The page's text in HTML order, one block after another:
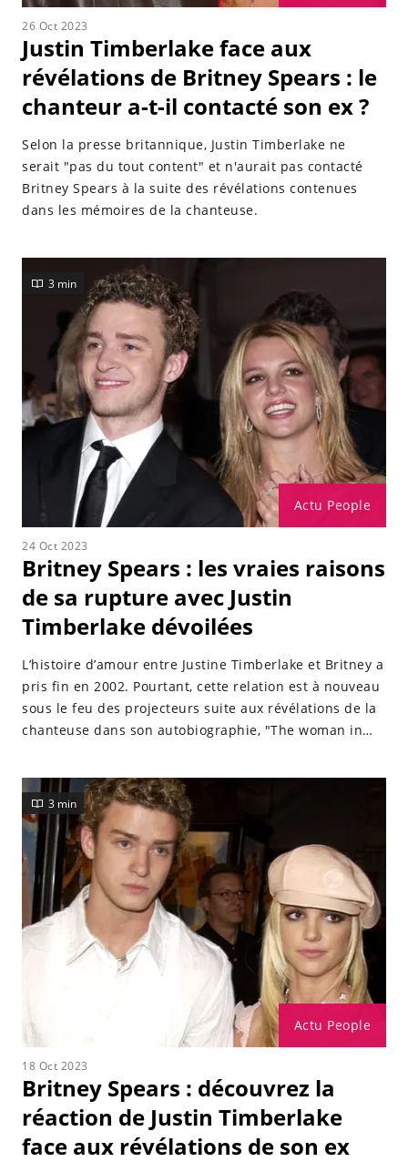
26 Oct 2023
Justin Timberlake face aux
révélations de Britney Spears : le
chanteur a-t-il contacté son ex ?
Selon la presse britannique, Justin Timberlake ne
serait "pas du tout content" et n'aurait pas contacté
Britney Spears à la suite des révélations contenues
dans les mémoires de la chanteuse.
Actu People
3 min
24 Oct 2023
Britney Spears : les vraies raisons
de sa rupture avec Justin
Timberlake dévoilées
L’histoire d’amour entre Justine Timberlake et Britney a
pris fin en 2002. Pourtant, cette relation est à nouveau
sous le feu des projecteurs suite aux révélations de la
chanteuse dans son autobiographie, "The woman in
Actu People
3 min
18 Oct 2023
Britney Spears : découvrez la
réaction de Justin Timberlake
face aux révélations de son ex